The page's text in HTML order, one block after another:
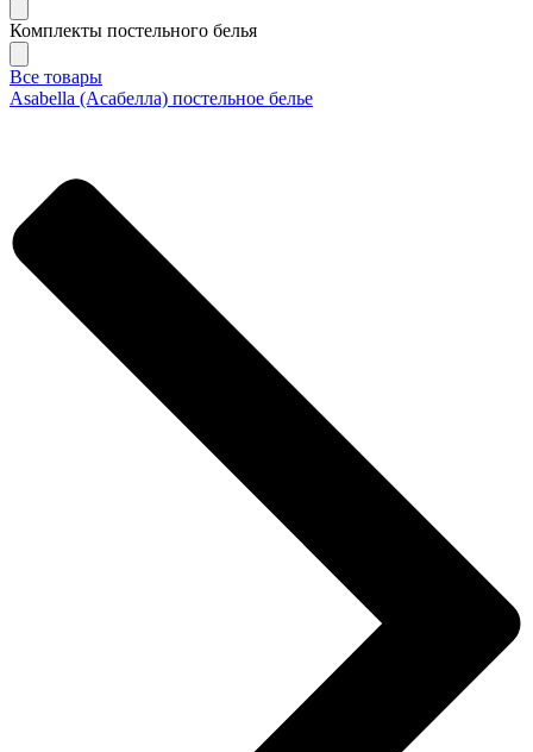
Комплекты постельного белья
Все товары
Asabella (Асабелла) постельное белье